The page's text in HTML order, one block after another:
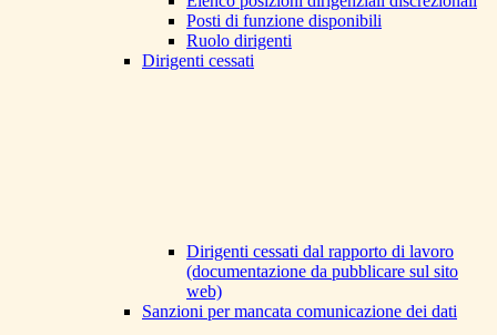
Posti di funzione disponibili
Ruolo dirigenti
Dirigenti cessati
Dirigenti cessati dal rapporto di lavoro
(documentazione da pubblicare sul sito
web)
Sanzioni per mancata comunicazione dei dati